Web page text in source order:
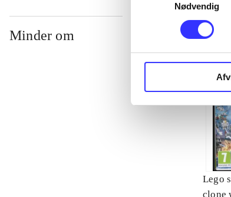
Nødvendig
Minder om
Lego
clone